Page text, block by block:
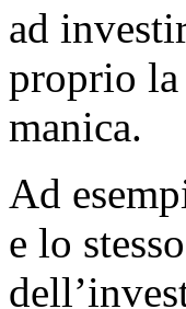
ad
proprio la
manica.
Ad
e lo